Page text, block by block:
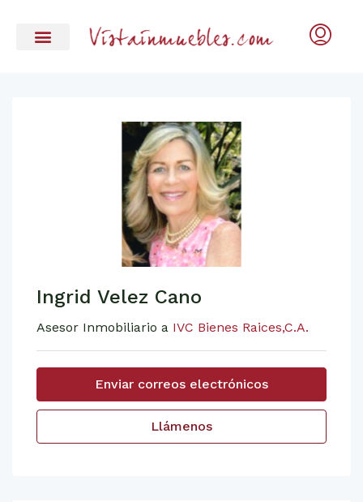
Ingrid Velez Cano
Asesor Inmobiliario a IVC Bienes Raices,C.A.
Enviar correos electrónicos
Llámenos